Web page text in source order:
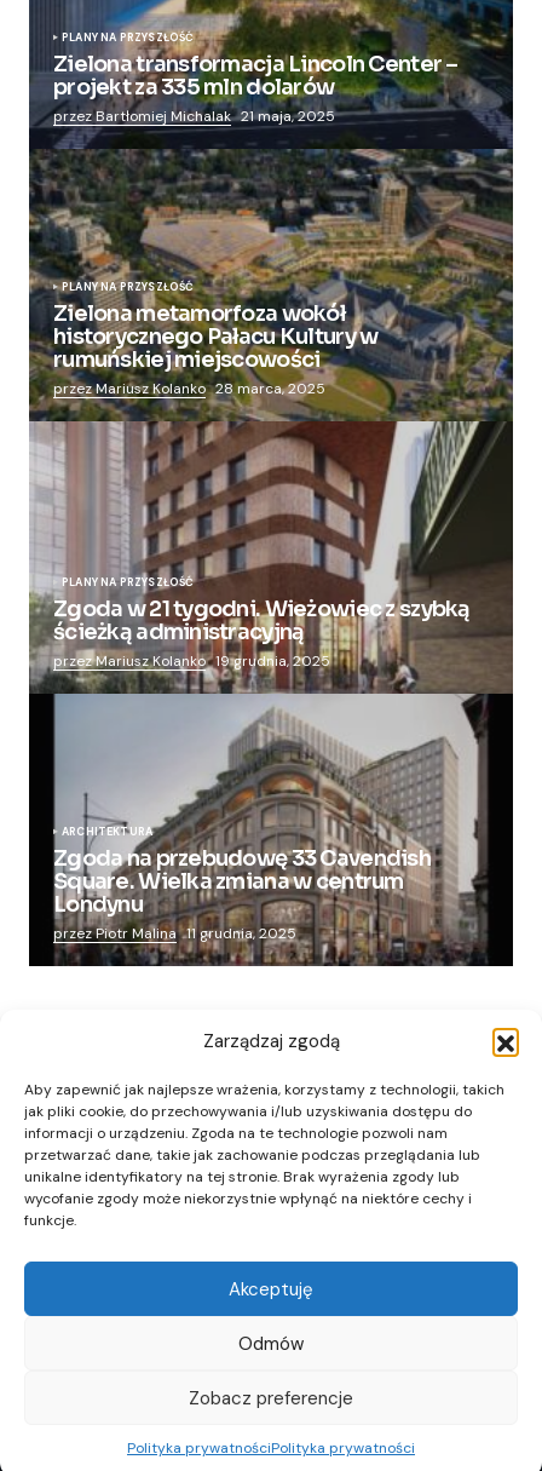
Zarządzaj zgodą
Aby zapewnić jak najlepsze wrażenia, korzystamy z technologii, takich
jak pliki cookie, do przechowywania i/lub uzyskiwania dostępu do
informacji o urządzeniu. Zgoda na te technologie pozwoli nam
przetwarzać dane, takie jak zachowanie podczas przeglądania lub
unikalne identyfikatory na tej stronie. Brak wyrażenia zgody lub
wycofanie zgody może niekorzystnie wpłynąć na niektóre cechy i
funkcje.
Akceptuję
Odmów
Zobacz preferencje
Polityka prywatnościPolityka prywatności
PLANY NA PRZYSZŁOŚĆ
Zielona transformacja Lincoln Center –
projekt za 335 mln dolarów
przez Bartłomiej Michalak 21 maja, 2025
PLANY NA PRZYSZŁOŚĆ
Zielona metamorfoza wokół
historycznego Pałacu Kultury w
rumuńskiej miejscowości
przez Mariusz Kolanko 28 marca, 2025
PLANY NA PRZYSZŁOŚĆ
Zgoda w 21 tygodni. Wieżowiec z szybką
ścieżką administracyjną
przez Mariusz Kolanko 19 grudnia, 2025
ARCHITEKTURA
Zgoda na przebudowę 33 Cavendish
Square. Wielka zmiana w centrum
Londynu
przez Piotr Malina 11 grudnia, 2025